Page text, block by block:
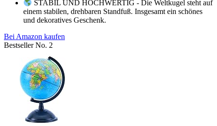
STABIL UND HOCHWERTIG - Die Weltkugel steht auf
einem stabilen, drehbaren Standfuß. Insgesamt ein schönes
und dekoratives Geschenk.
Bei Amazon kaufen
Bestseller No. 2